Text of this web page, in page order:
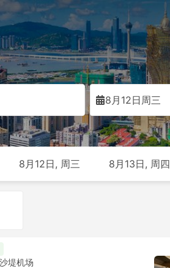
8月12日周三
8月12日, 周三 8月13日, 周四
堤机场